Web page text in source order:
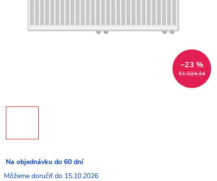
€1 024,34
–23 %
Na objednávku do 60 dní
15.10.2026